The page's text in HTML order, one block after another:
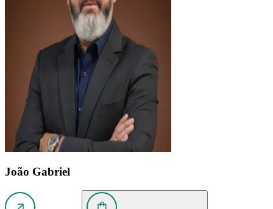
João Gabriel